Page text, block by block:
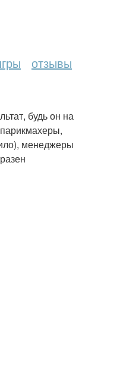
отзывы
будь он на
менеджеры